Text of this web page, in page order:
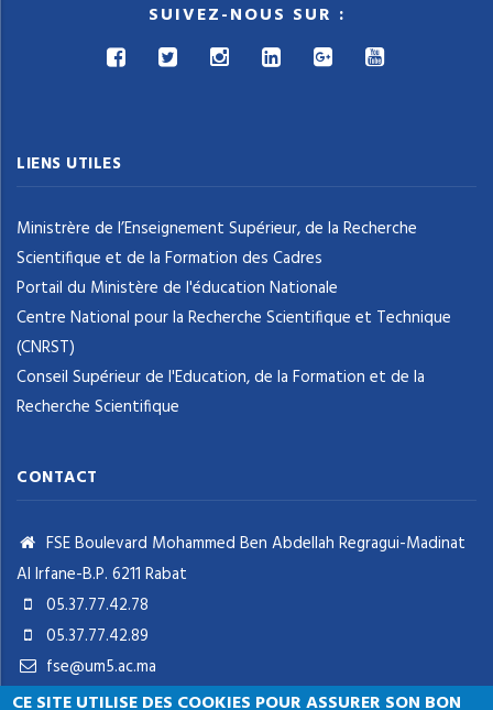
SUIVEZ-NOUS SUR :
LIENS UTILES
Ministrère de l’Enseignement Supérieur, de la Recherche
Scientifique et de la Formation des Cadres
Portail du Ministère de l'éducation Nationale
Centre National pour la Recherche Scientifique et Technique
(CNRST)
Conseil Supérieur de l'Education, de la Formation et de la
Recherche Scientifique
CONTACT
FSE Boulevard Mohammed Ben Abdellah Regragui-Madinat
Al Irfane-B.P. 6211 Rabat
05.37.77.42.78
05.37.77.42.89
fse@um5.ac.ma
CE SITE UTILISE DES COOKIES POUR ASSURER SON BON